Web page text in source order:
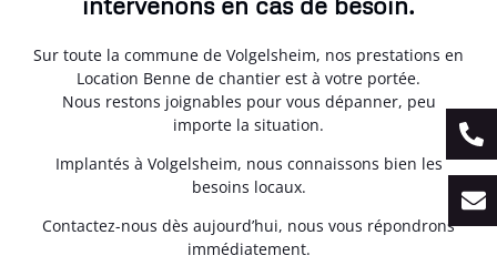
Sur toute la commune de Volgelsheim, nos prestations en
Location Benne de chantier est à votre portée.
Nous restons joignables pour vous dépanner, peu
importe la situation.
Implantés à Volgelsheim, nous connaissons bien les
besoins locaux.
Contactez-nous dès aujourd’hui, nous vous répondrons
immédiatement.